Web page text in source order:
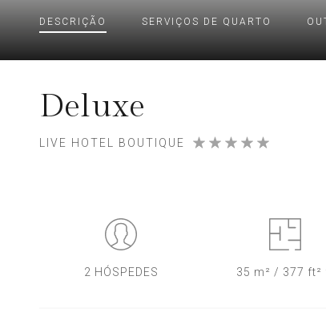
DESCRIÇÃO SERVIÇOS DE QUARTO
Deluxe
LIVE HOTEL BOUTIQUE
2 HÓSPEDES 35 m² / 377 ft²